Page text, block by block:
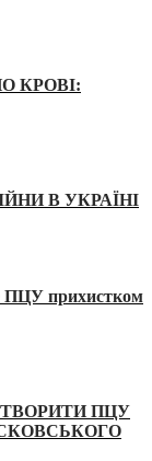
КРОВІ:
В УКРАЇНІ
ПЦУ прихистком
ПЦУ